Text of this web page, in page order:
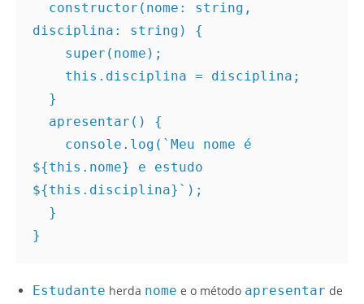
disciplina: string) {
    super(nome);
    this.disciplina = disciplina;
  }
  apresentar() {
${this.nome} e estudo
${this.disciplina}`);
  }
}
Estudante herda nome e o método apresentar de